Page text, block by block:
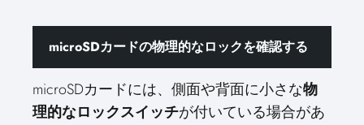
microSDカードの物理的なロックを確認する
microSDカードには、側面や背面に小さな物
理的なロックスイッチが付いている場合があ